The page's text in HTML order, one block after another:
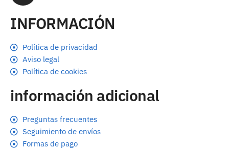
INFORMACIÓN
Política de privacidad
Aviso legal
Política de cookies
información adicional
Preguntas frecuentes
Seguimiento de envíos
Formas de pago